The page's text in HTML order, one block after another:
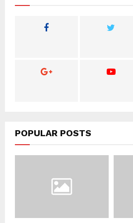
POPULAR POSTS